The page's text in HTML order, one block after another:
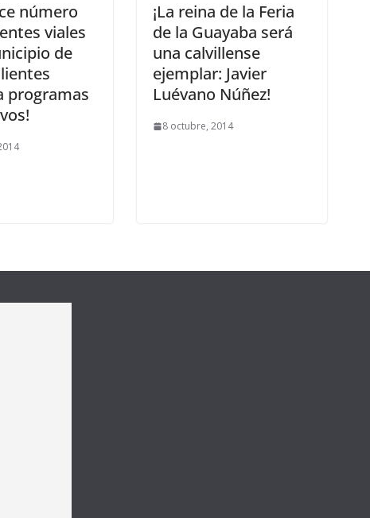
número
viales
de
programas
¡La reina de la Feria
de la Guayaba será
una calvillense
ejemplar: Javier
Luévano Núñez!
8 octubre, 2014